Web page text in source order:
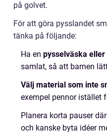
på golvet.
För att göra pysslandet
tänka på följande:
Ha en pysselväska eller
samlat, så att barnen
Välj material som inte
exempel pennor istället
Planera korta pauser
och kanske byta idéer